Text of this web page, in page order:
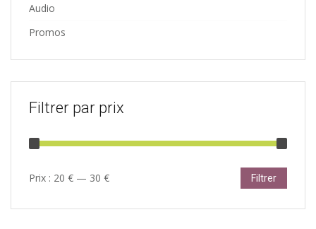
Audio
Promos
Filtrer par prix
Prix
Prix
Filtrer
Prix : 20 € — 30 €